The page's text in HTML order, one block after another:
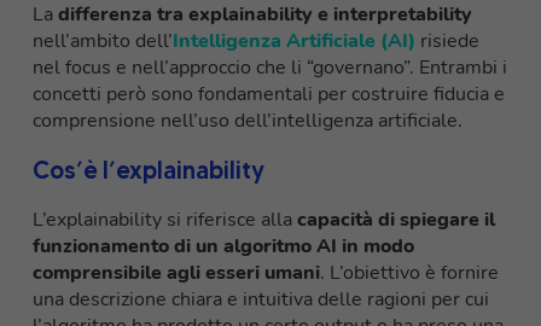
Ladifferenza tra explainability e interpretability
nell’ambito dell’Intelligenza Artificiale (AI) risiede
nel focus e nell’approccio che li “governano”. Entrambi i
concetti però sono fondamentali per costruire fiducia e
comprensione nell’uso dell’intelligenza artificiale.
Cos’è l’explainability
L’explainability si riferisce allacapacità di spiegare il
funzionamento di un algoritmo AI in modo
comprensibile agli esseri umani. L’obiettivo è fornire
una descrizione chiara e intuitiva delle ragioni per cui